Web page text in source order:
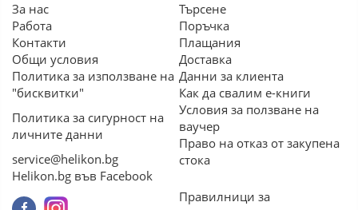
За нас
Работа
Контакти
Общи условия
Политика за използване на
"бисквитки"
Политика за сигурност на
личните данни
service@helikon.bg
Helikon.bg във Facebook
Търсене
Поръчка
Плащания
Доставка
Данни за клиента
Как да свалим е-книги
Условия за ползване на
ваучер
Право на отказ от закупена
стока
Правилници за